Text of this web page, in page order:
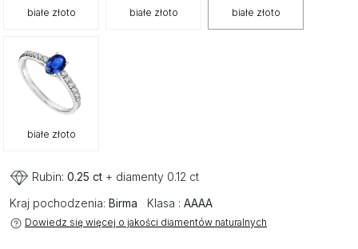
białe złoto białe złoto białe złoto
białe złoto
Rubin: 0.25 ct + diamenty 0.12 ct
Kraj pochodzenia: Birma Klasa : AAAA
Dowiedz się więcej o jakości diamentów naturalnych